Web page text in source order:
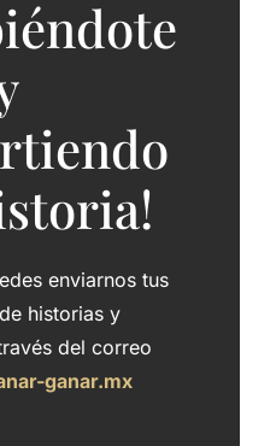
enviarnos tus
historias y
del correo
ganar.mx